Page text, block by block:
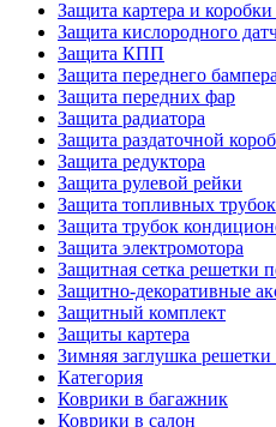
Защита картера и
Защита кислородного
Защита КПП
Защита переднего бампера
Защита передних фар
Защита радиатора
Защита раздаточной
Защита редуктора
Защита рулевой рейки
Защита топливных трубок
Защита трубок
Защита электромотора
Защитная сетка решетки
Защитно-декоративные
Защитный комплект
Защиты картера
Зимняя заглушка решетки
Категория
Коврики в багажник
Коврики в салон